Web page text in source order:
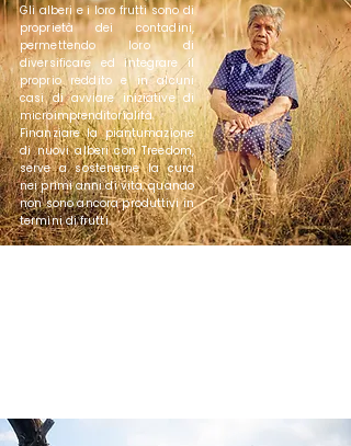
Gli alberi e i loro frutti sono di
proprietà dei contadini,
permettendo loro di
diversificare ed integrare il
proprio reddito e in alcuni
casi di avviare iniziative di
microimprenditorialità.
Finanziare la piantumazione
di nuovi alberi con Treedom,
serve a sostenerne la cura
nei primi anni di vita, quando
non sono ancora produttivi in
termini di frutti.